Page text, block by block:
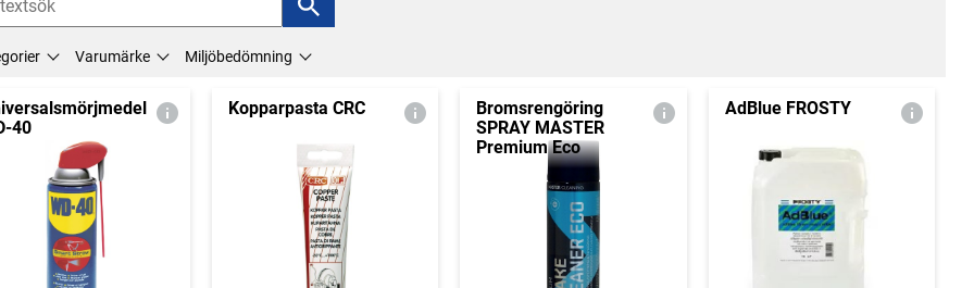
Varumärke Miljöbedömning
40
Kopparpasta CRC
Bromsrengöring
SPRAY MASTER
Premium Eco
AdBlue FROSTY